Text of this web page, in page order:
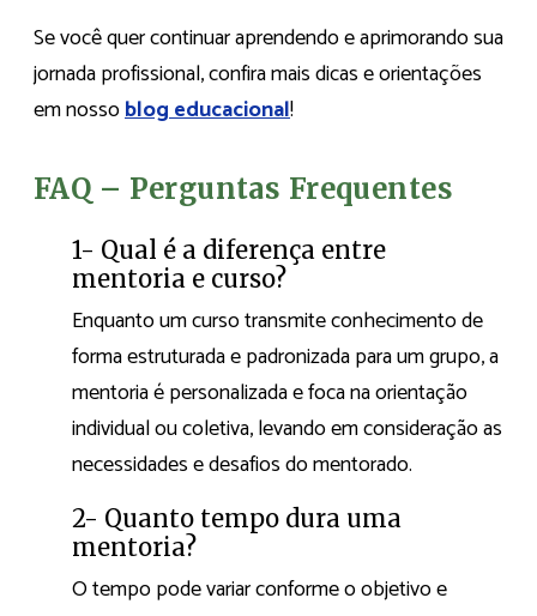
Se você quer continuar aprendendo e aprimorando sua
jornada profissional, confira mais dicas e orientações
em nossoblog educacional!
FAQ – Perguntas Frequentes
1- Qual é a diferença entre
mentoria e curso?
Enquanto um curso transmite conhecimento de
forma estruturada e padronizada para um grupo, a
mentoria é personalizada e foca na orientação
individual ou coletiva, levando em consideração as
necessidades e desafios do mentorado.
2- Quanto tempo dura uma
mentoria?
O tempo pode variar conforme o objetivo e